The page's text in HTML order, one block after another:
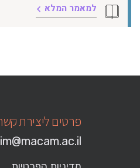
למאמר המלא
פרטים ליצירת